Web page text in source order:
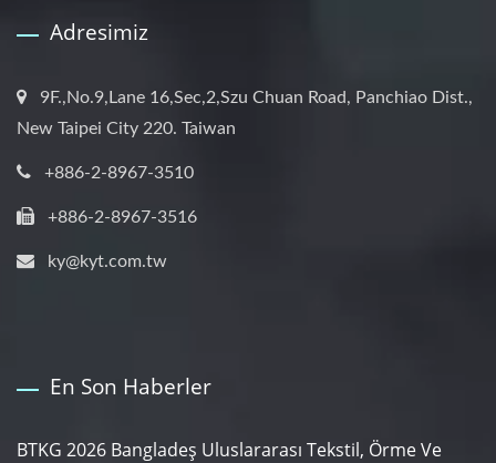
Adresimiz
9F.,No.9,Lane 16,Sec,2,Szu Chuan Road, Panchiao Dist.,
New Taipei City 220. Taiwan
+886-2-8967-3510
+886-2-8967-3516
ky@kyt.com.tw
En Son Haberler
BTKG 2026 Bangladeş Uluslararası Tekstil, Örme Ve